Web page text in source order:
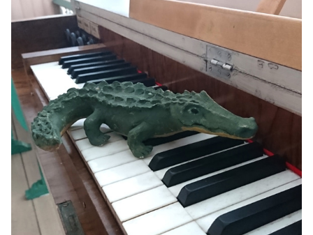
Ubmejesámiengiälla (Umesamiska)
Kaale (Romska)
Arli (Romska)
Resanderomani (Romska)
Kelderash (Romska)